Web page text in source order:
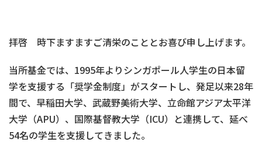
拝啓 時下ますますご清栄のこととお喜び申し上げます。
当所基金では、1995年よりシンガポール人学生の日本留
学を支援する「奨学金制度」がスタートし、発足以来28年
間で、早稲田大学、武蔵野美術大学、立命館アジア太平洋
大学（APU）、国際基督教大学（ICU）と連携して、延べ
54名の学生を支援してきました。